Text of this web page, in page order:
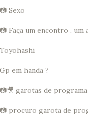
📷 Sexo
📷 Faça um encontro , um
Toyohashi
Gp em handa ?
📷🎥 garotas de
📷 procuro garota de